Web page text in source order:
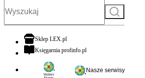
Szukaj
Sklep LEX.plotwiera się w nowej karcie
Księgarnia profinfo.plotwiera się w nowej karcie
Nasze serwisy